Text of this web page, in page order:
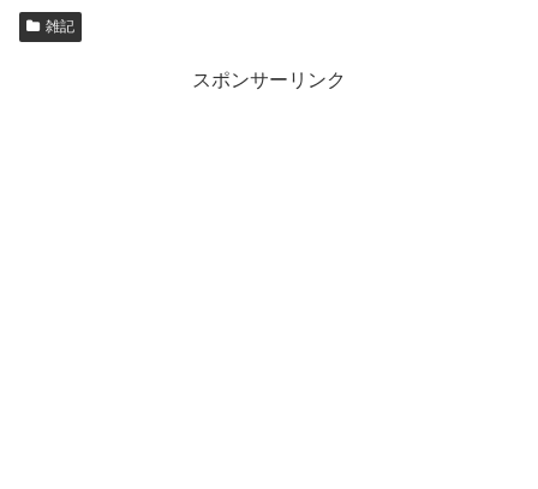
雑記
スポンサーリンク